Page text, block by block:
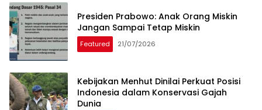
Presiden Prabowo: Anak Orang Miskin
Jangan Sampai Tetap Miskin
Featured 21/07/2026
Kebijakan Menhut Dinilai Perkuat Posisi
Indonesia dalam Konservasi Gajah
Dunia